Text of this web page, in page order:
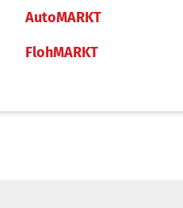
AutoMARKT
FlohMARKT